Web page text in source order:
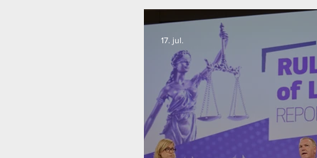
17. jul.